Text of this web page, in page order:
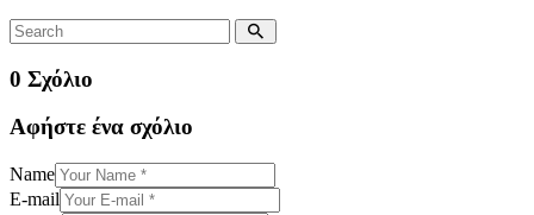
0 Σχόλιο
Αφήστε ένα σχόλιο
Name
E-mail